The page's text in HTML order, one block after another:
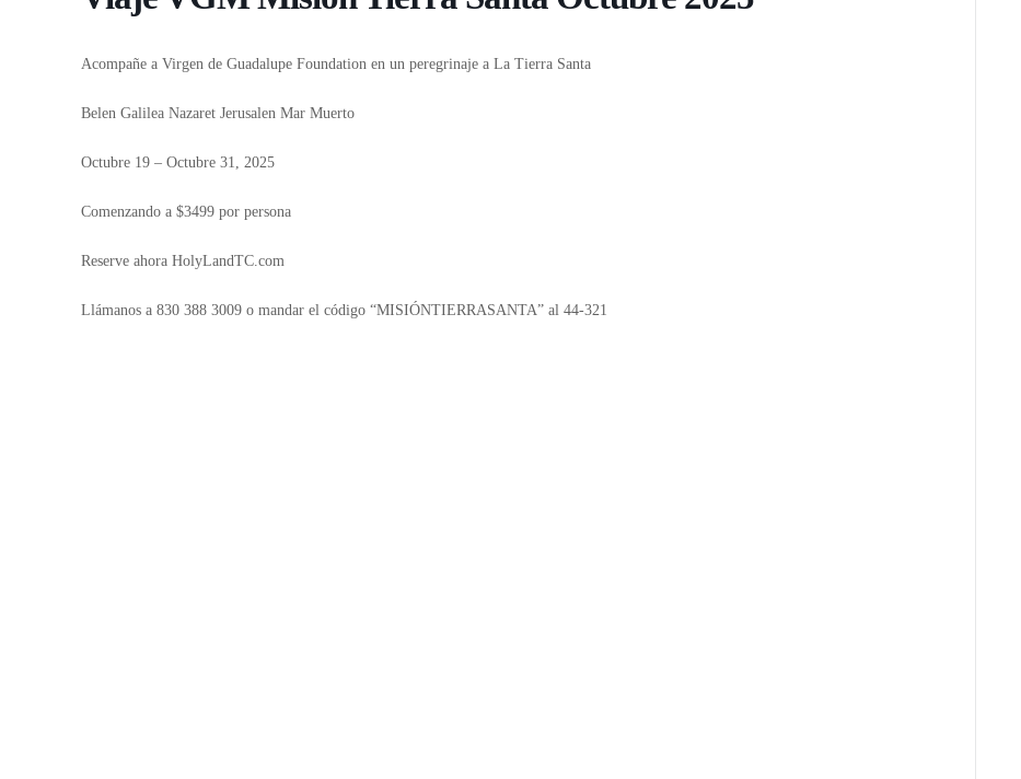
Acompañe a Virgen de Guadalupe Foundation en un peregrinaje a La Tierra Santa
Belen Galilea Nazaret Jerusalen Mar Muerto
Octubre 19 – Octubre 31, 2025
Comenzando a $3499 por persona
Reserve ahora HolyLandTC.com
Llámanos a 830 388 3009 o mandar el código “MISIÓNTIERRASANTA” al 44-321